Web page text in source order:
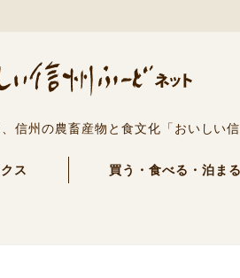
信州の農畜産物と食文化「おいしい信
ス 買う・食べる・泊まる